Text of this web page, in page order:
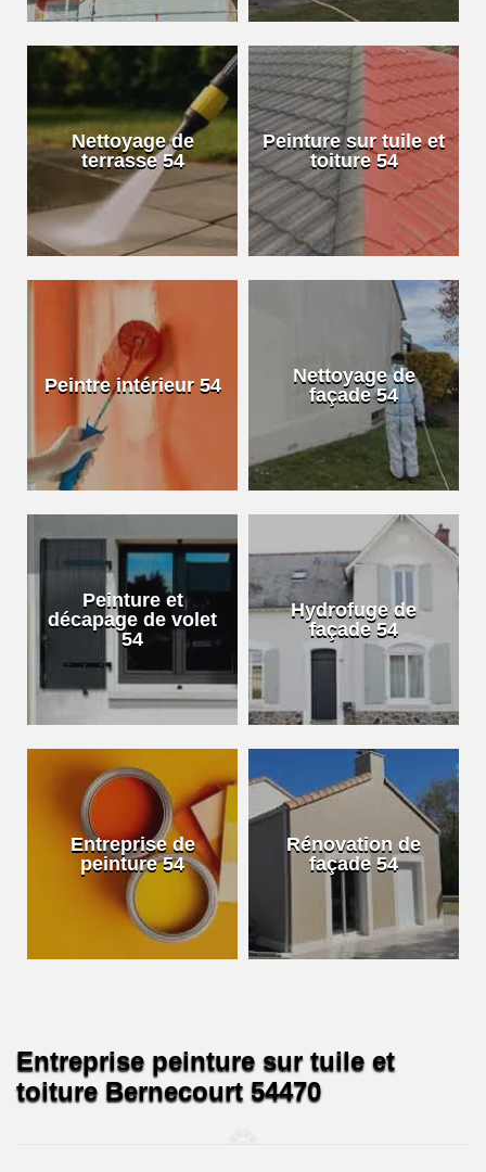
Nettoyage de
terrasse 54
Peinture sur tuile et
toiture 54
Peintre intérieur 54
Nettoyage de
façade 54
Peinture et
décapage de volet
54
Hydrofuge de
façade 54
Entreprise de
peinture 54
Rénovation de
façade 54
Entreprise peinture sur tuile et
toiture Bernecourt 54470